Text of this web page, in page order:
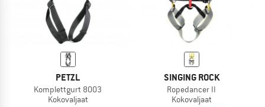
PETZL
Komplettgurt 8003
Kokovaljaat
SINGING ROCK
Ropedancer II
Kokovaljaat